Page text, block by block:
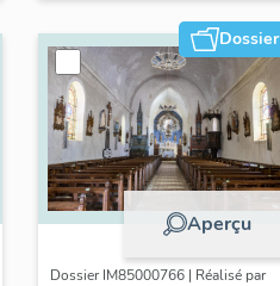
Dossier
Aperçu
Dossier IM85000766 | Réalisé par